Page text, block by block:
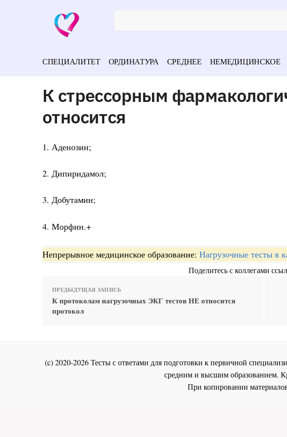
СПЕЦИАЛИТЕТ ОРДИНАТУРА СРЕДНЕЕ НЕМЕДИЦИНСКОЕ
К стрессорным
относится
1. Аденозин;
2. Дипиридамол;
3. Добутамин;
4. Морфин.+
Непрерывное медицинское образование: Нагрузочные тесты в
Поделитесь с коллегами
ПРЕДЫДУЩАЯ ЗАПИСЬ
К протоколам нагрузочных ЭКГ тестов НЕ относится
протокол
(c) 2020-2026 Тесты с ответами для подготовки к первичной
средним и высшим образованием.
При копировании